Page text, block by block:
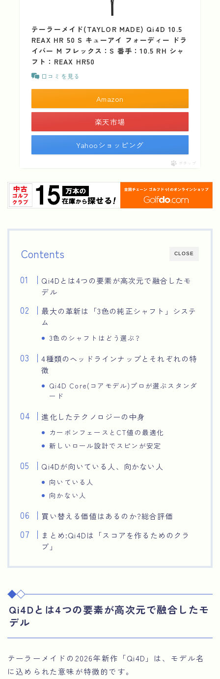
テーラーメイド(TAYLOR MADE) Qi4D 10.5
REAX HR 50 S キューアイ フォーディー ドラ
イバー M フレックス：S 番手：10.5 RH シャ
フト：REAX HR50
口コミを見る
Amazon
楽天市場
Yahooショッピング
ポチップ
CLOSE
Contents
Qi4Dとは4つの要素が高次元で融合したモ
デル
最大の革新は「3色の純正シャフト」システ
ム
3色のシャフトはどう選ぶ?
4種類のヘッドラインナップとそれぞれの特
徴
Qi4D Core(コアモデル)プロが選ぶスタンダ
ード
進化したテクノロジーの中身
カーボンフェースとCT値の最適化
新しいロール設計でスピンが安定
Qi4Dが向いている人、向かない人
向いている人
向かない人
買い替える価値はあるのか?総合評価
まとめ:Qi4Dは「スコアを作るためのクラ
ブ」
Qi4Dとは4つの要素が高次元で融合したモ
デル
テーラーメイドの2026年新作「Qi4D」は、モデル名
に込められた意味が特徴的です。